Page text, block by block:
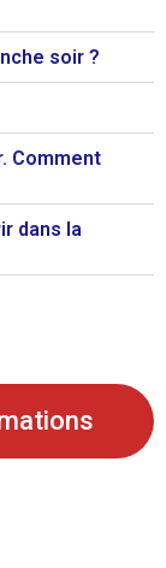
soir ?
Comment
dans la